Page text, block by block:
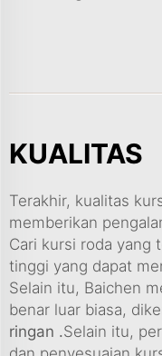
KUALITAS
Terakhir, kualitas
memberikan
Cari kursi roda yang
tinggi yang dapat
Selain itu, Baichen
benar luar biasa,
ringan .Selain itu,